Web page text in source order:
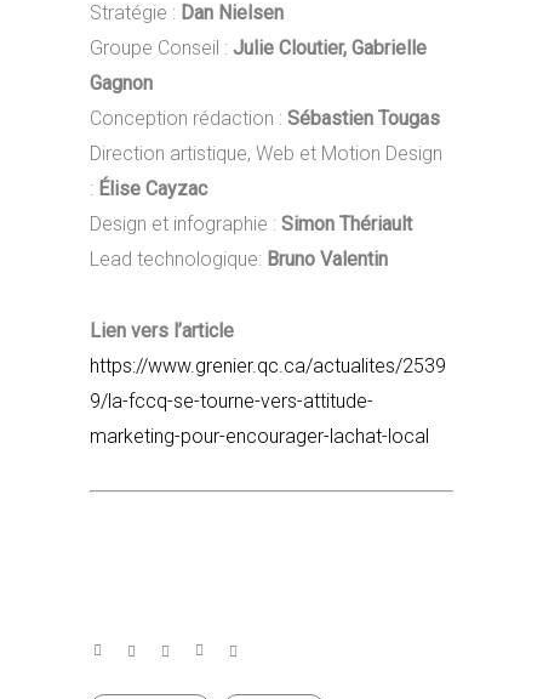
Stratégie : Dan Nielsen
Groupe Conseil : Julie Cloutier, Gabrielle
Gagnon
Conception rédaction : Sébastien Tougas
Direction artistique, Web et Motion Design
: Élise Cayzac
Design et infographie : Simon Thériault
Lead technologique: Bruno Valentin
Lien vers l’article
https://www.grenier.qc.ca/actualites/2539
9/la-fccq-se-tourne-vers-attitude-
marketing-pour-encourager-lachat-local